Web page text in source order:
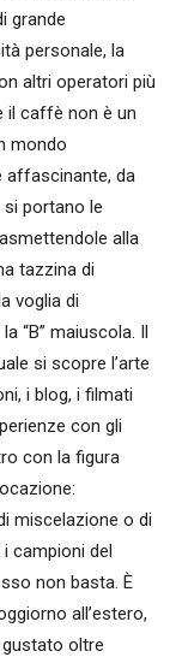
grande
personale, la
altri operatori più
il caffè non è un
mondo
affascinante, da
portano le
alla
tazzina di
voglia di
“B” maiuscola. Il
si scopre l’arte
i blog, i filmati
con gli
con la figura
miscelazione o di
campioni del
non basta. È
all’estero,
oltre